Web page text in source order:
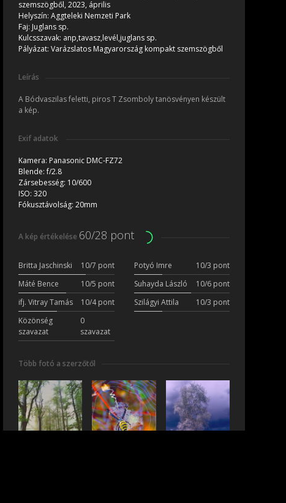
szemszögből, 2023, április
Helyszín: Aggteleki Nemzeti Park
Faj: Juglans sp.
Kulcsszavak: anp,tavasz,levél,juglans sp.
Pályázat: Varázslatos Magyarország kompakt szemszögből
Leírás
A Bódvaszilas feletti, piros T Zsomboly tanösvényen készült
a kép.
Exif adatok
Kamera: Panasonic DMC-FZ72
Blende:f/2.8
Zársebesség: 10/600
ISO: 320
Fókusztávolság: 20mm
A kép értékelése 60/28 pont
Britta Jaschinski 10/7 pont Potyó Imre
10/3 pont
Máté Bence
10/5 pont Suhayda László
10/6 pont
ifj. Vitray Tamás
10/4 pont Szilágyi Attila
10/3 pont
Közönség
szavazat
0
szavazat
Több fotó a szerzőtől